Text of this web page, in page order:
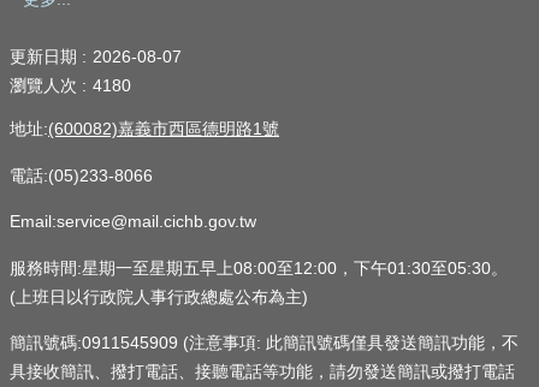
更新日期
2026-08-07
瀏覽人次
4180
地址:(600082)嘉義市西區德明路1號
電話:(05)233-8066
Email:service@mail.cichb.gov.tw
服務時間:星期一至星期五早上08:00至12:00，下午01:30至05:30。
(上班日以行政院人事行政總處公布為主)
簡訊號碼:0911545909 (注意事項: 此簡訊號碼僅具發送簡訊功能，不
具接收簡訊、撥打電話、接聽電話等功能，請勿發送簡訊或撥打電話